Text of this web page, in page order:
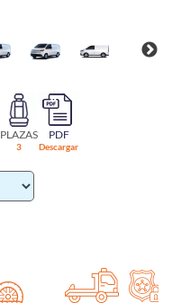
PLAZAS
3
PDF
Descargar